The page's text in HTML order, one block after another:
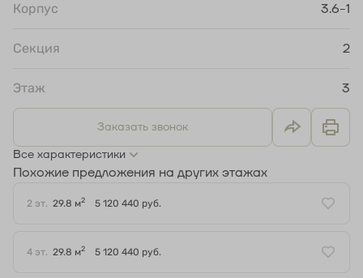
Корпус 3.6-1
Секция 2
Этаж 3
Заказать звонок
Все характеристики
Похожие предложения на других этажах
2 эт. 29.8 м2 5 120 440 руб.
4 эт. 29.8 м2 5 120 440 руб.